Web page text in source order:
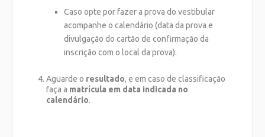
Caso opte por fazer a prova do vestibular
acompanhe o calendário (data da prova e
divulgação do cartão de confirmação da
inscrição com o local da prova).
Aguarde o resultado, e em caso de classificação
faça a matrícula em data indicada no
calendário.